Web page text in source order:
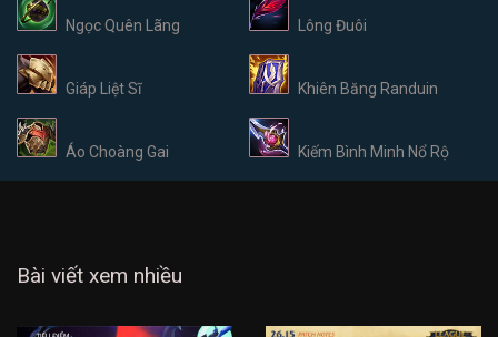
Ngọc Quên Lãng Lông Đuôi
Giáp Liệt Sĩ Khiên Băng Randuin
Áo Choàng Gai Kiếm Bình Minh Nổ Rộ
Bài viết xem nhiều